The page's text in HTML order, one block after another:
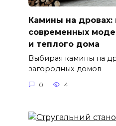
Камины на
современных
и теплого дома
Выбирая камины на
загородных домов
0 4